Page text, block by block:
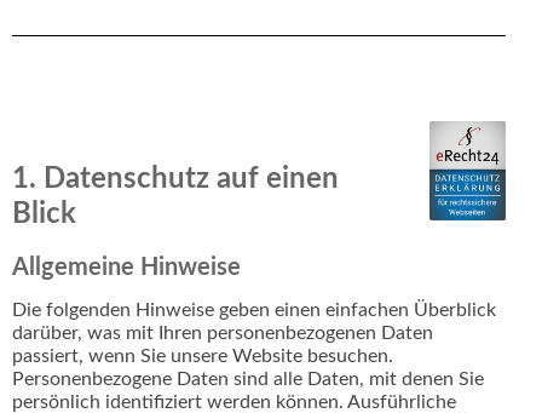
1. Datenschutz auf einen
Blick
Allgemeine Hinweise
Die folgenden Hinweise geben einen einfachen Überblick
darüber, was mit Ihren personenbezogenen Daten
passiert, wenn Sie unsere Website besuchen.
Personenbezogene Daten sind alle Daten, mit denen Sie
persönlich identifiziert werden können. Ausführliche